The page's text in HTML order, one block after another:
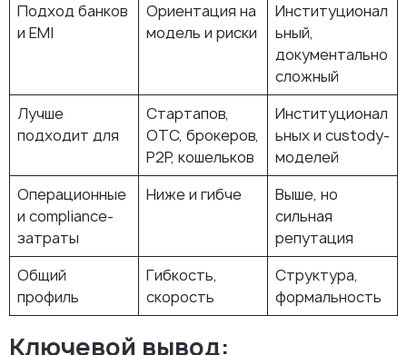
Подход банков
и EMI
Ориентация на
модель и риски
Институционал
ьный,
документально
сложный
Лучше
подходит для
Стартапов,
OTC, брокеров,
P2P, кошельков
Институционал
ьных и custody-
моделей
Операционные
и compliance-
затраты
Ниже и гибче
Выше, но
сильная
репутация
Общий
профиль
Гибкость,
скорость
Структура,
формальность
Ключевой вывод: